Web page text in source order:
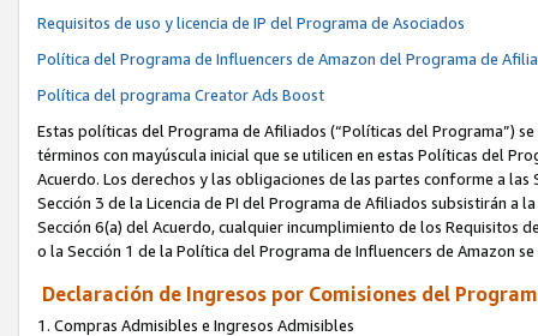
Requisitos de uso y licencia de IP del Programa de Asociados
Política del Programa de Influencers de Amazon del Programa de
Política del programa Creator Ads Boost
Estas políticas del Programa de Afiliados (“Políticas del Programa”)
términos con mayúscula inicial que se utilicen en estas Políticas del
Acuerdo. Los derechos y las obligaciones de las partes conforme a
Sección 3 de la Licencia de PI del Programa de Afiliados subsistirán
Sección 6(a) del Acuerdo, cualquier incumplimiento de los Requisitos
o la Sección 1 de la Política del Programa de Influencers de Amazon
Declaración de Ingresos por Comisiones del
1. Compras Admisibles e Ingresos Admisibles